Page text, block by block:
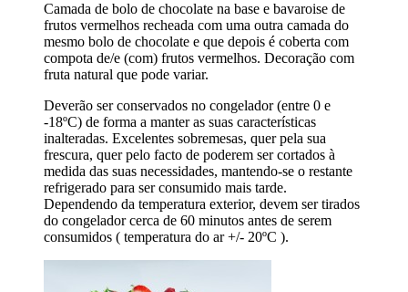
Camada de bolo de chocolate na base e bavaroise de
frutos vermelhos recheada com uma outra camada do
mesmo bolo de chocolate e que depois é coberta com
compota de/e (com) frutos vermelhos. Decoração com
fruta natural que pode variar.
Deverão ser conservados no congelador (entre 0 e
-18ºC) de forma a manter as suas características
inalteradas. Excelentes sobremesas, quer pela sua
frescura, quer pelo facto de poderem ser cortados à
medida das suas necessidades, mantendo-se o restante
refrigerado para ser consumido mais tarde.
Dependendo da temperatura exterior, devem ser tirados
do congelador cerca de 60 minutos antes de serem
consumidos ( temperatura do ar +/- 20ºC ).